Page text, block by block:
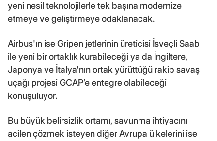
yeni nesil teknolojilerle tek başına modernize
etmeye ve geliştirmeye odaklanacak.
Airbus'ın ise Gripen jetlerinin üreticisi İsveçli Saab
ile yeni bir ortaklık kurabileceği ya da İngiltere,
Japonya ve İtalya'nın ortak yürüttüğü rakip savaş
uçağı projesi GCAP’e entegre olabileceği
konuşuluyor.
Bu büyük belirsizlik ortamı, savunma ihtiyacını
acilen çözmek isteyen diğer Avrupa ülkelerini ise